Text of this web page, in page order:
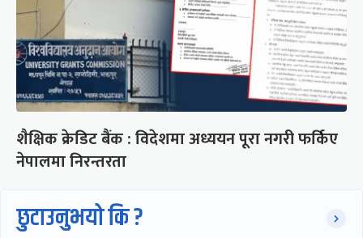
शैक्षिक क्रेडिट बैंक : विदेशमा अध्ययन पूरा नगरी फर्किए
नेपालमा निरन्तरता
छुटाउनुभयो कि ?